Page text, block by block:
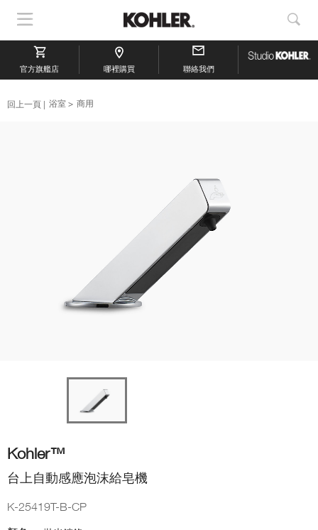
顯
示
導
航
顯
示
搜
官方旗艦店 哪裡購買 聯絡我們
回上一頁 浴室 商用
Kohler™
台上自動感應泡沫給皂機
K-25419T-B-CP